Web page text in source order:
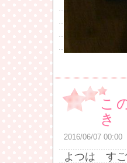
こ
き
2016/06/07 00:00
よつは すご